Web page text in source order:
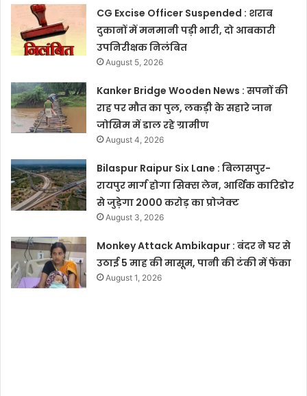
CG Excise Officer Suspended : शराब
दुकानों में मनमानी पड़ी भारी, दो आबकारी
उपनिरीक्षक निलंबित
August 5, 2026
Kanker Bridge Wooden News : सपनों की
राह पर मौत का पुल, लकड़ी के सहारे जान
जोखिम में डाल रहे ग्रामीण
August 4, 2026
Bilaspur Raipur Six Lane : बिलासपुर-
रायपुर मार्ग होगा सिक्स लेन, आर्थिक कारिडोर
से जुड़ेगा 2000 करोड़ का प्रोजेक्ट
August 3, 2026
Monkey Attack Ambikapur : बंदर ने घर से
उठाई 5 माह की मासूम, पानी की टंकी में फेंका
August 1, 2026